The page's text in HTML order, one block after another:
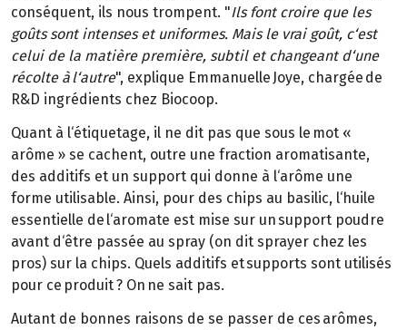
conséquent, ils nous trompent. "Ils font croire que les
goûts sont intenses et uniformes. Mais le vrai goût, c‘est
celui de la matière première, subtil et changeant d‘une
récolte à l‘autre", explique Emmanuelle Joye, chargée de
R&D ingrédients chez Biocoop.
Quant à l‘étiquetage, il ne dit pas que sous le mot «
arôme » se cachent, outre une fraction aromatisante,
des additifs et un support qui donne à l‘arôme une
forme utilisable. Ainsi, pour des chips au basilic, l‘huile
essentielle de l‘aromate est mise sur un support poudre
avant d‘être passée au spray (on dit sprayer chez les
pros) sur la chips. Quels additifs et supports sont utilisés
pour ce produit ? On ne sait pas.
Autant de bonnes raisons de se passer de ces arômes,